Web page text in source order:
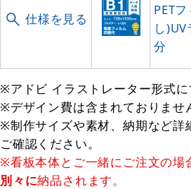
仕様を見る
PET
し
分
※アドビ イラストレーター形式
※デザイン費は含まれておりませ
※制作サイズや素材、納期など詳
ご確認ください。
※看板本体とご一緒にご注文の場
別々に納品されます。